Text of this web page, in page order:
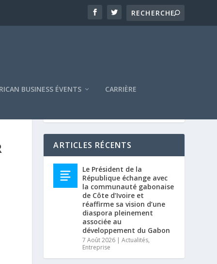
BUSINESS ÉVENTS CARRIÈRE
ARTICLES RÉCENTS
Le Président de la
République échange avec
la communauté gabonaise
de Côte d’Ivoire et
réaffirme sa vision d’une
diaspora pleinement
associée au
développement du Gabon
7 Août 2026 |Actualités,
Entreprise